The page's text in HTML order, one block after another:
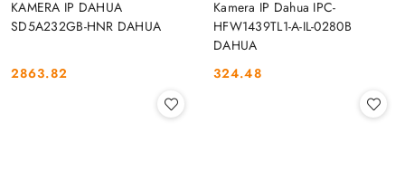
KAMERA IP DAHUA
SD5A232GB-HNR DAHUA
Cena:
2863.82
Kamera IP Dahua IPC-
HFW1439TL1-A-IL-0280B
DAHUA
Cena:
324.48